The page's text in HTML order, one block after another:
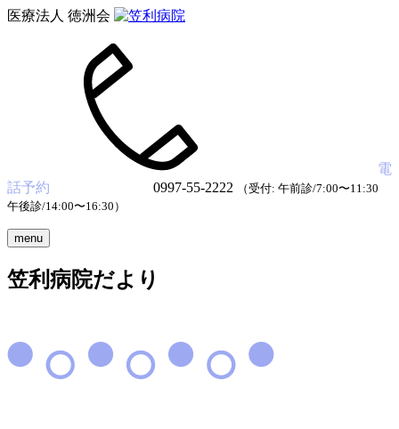
医療法人 徳洲会
電
話予約
0997-55-2222
（受付: 午前診/7:00〜11:30
午後診/14:00〜16:30）
menu
笠利病院だより